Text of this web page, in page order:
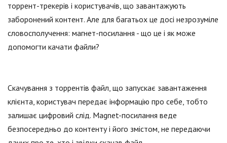
торрент-трекерів і користувачів, що завантажують
заборонений контент. Але для багатьох це досі незрозуміле
словосполучення: магнет-посилання - що це і як може
допомогти качати файли?
Скачування з торрентів файл, що запускає завантаження
клієнта, користувач передає інформацію про себе, тобто
залишає цифровий слід. Magnet-посилання веде
безпосередньо до контенту і його змістом, не передаючи